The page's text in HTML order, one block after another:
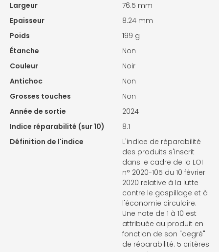
Largeur
76.5 mm
Epaisseur
8.24 mm
Poids
199 g
Étanche
Non
Couleur
Noir
Antichoc
Non
Grosses touches
Non
Année de sortie
2024
Indice réparabilité (sur 10)
8.1
Définition de l'indice
L'indice de réparabilité
des produits s'inscrit
dans le cadre de la LOI
n° 2020-105 du 10 février
2020 relative à la lutte
contre le gaspillage et à
l'économie circulaire.
Une note de 1 à 10 est
attribuée au produit en
fonction de son "degré"
de réparabilité. 5 critères